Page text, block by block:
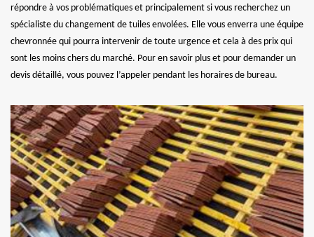
répondre à vos problématiques et principalement si vous recherchez un
spécialiste du changement de tuiles envolées. Elle vous enverra une équipe
chevronnée qui pourra intervenir de toute urgence et cela à des prix qui
sont les moins chers du marché. Pour en savoir plus et pour demander un
devis détaillé, vous pouvez l’appeler pendant les horaires de bureau.